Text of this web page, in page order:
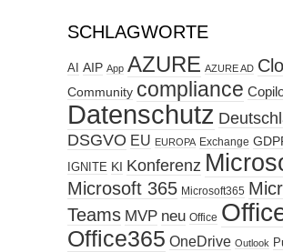
SCHLAGWORTE
AI AIP App AZURE AZURE AD
Community compliance
Datenschutz
DSGVO EU EUROPA Exchange
IGNITE KI Konferenz
Microsoft 365 Microsoft365
Teams MVP neu Office
Office365 OneDrive Outlook